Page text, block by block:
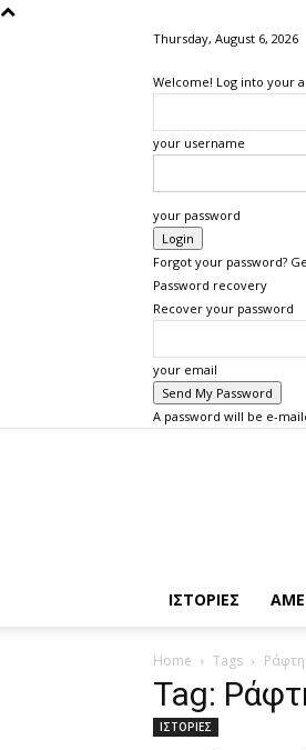
Thursday, August 6, 2026
Welcome! Log into your
your username
your password
Forgot your password?
Password recovery
Recover your password
your email
A password will be e-
ΙΣΤΟΡΙΕΣ
Home Tags
Tag:
ΙΣΤΟΡΙΕΣ